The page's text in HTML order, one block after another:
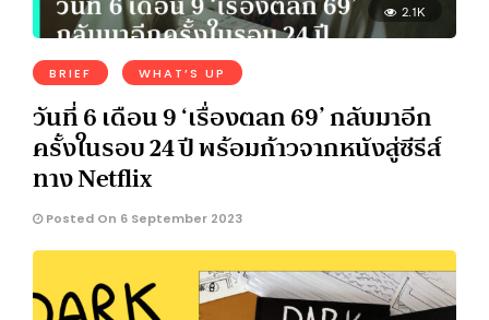
2.1K
BRIEF WHAT’S UP
วันที่ 6 เดือน 9 ‘เรื่องตลก 69’ กลับมาอีก
ครั้งในรอบ 24 ปี พร้อมก้าวจากหนังสู่ซีรีส์
ทาง Netflix
Posted On 6 September 2023